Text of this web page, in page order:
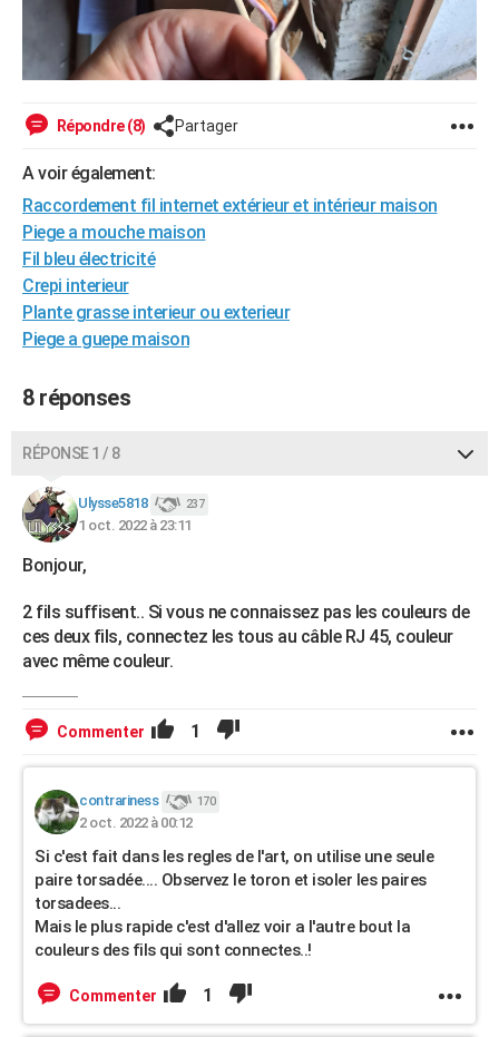
Répondre (8) Partager
A voir également:
Raccordement fil internet extérieur et intérieur maison
Piege a mouche maison
Fil bleu électricité
Crepi interieur
Plante grasse interieur ou exterieur
Piege a guepe maison
8 réponses
RÉPONSE 1 / 8
Ulysse5818 237
1 oct. 2022 à 23:11
Bonjour,
2 fils suffisent.. Si vous ne connaissez pas les couleurs de
ces deux fils, connectez les tous au câble RJ 45, couleur
avec même couleur.
Commenter 1
contrariness 170
2 oct. 2022 à 00:12
Si c'est fait dans les regles de l'art, on utilise une seule
paire torsadée.... Observez le toron et isoler les paires
torsadees...
Mais le plus rapide c'est d'allez voir a l'autre bout la
couleurs des fils qui sont connectes..!
Commenter 1